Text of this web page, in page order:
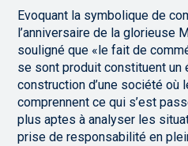
Evoquant la symbolique de
l’anniversaire de la glorieuse
souligné que «le fait de
se sont produit constituent un
construction d’une société où
comprennent ce qui s’est
plus aptes à analyser les
prise de responsabilité en